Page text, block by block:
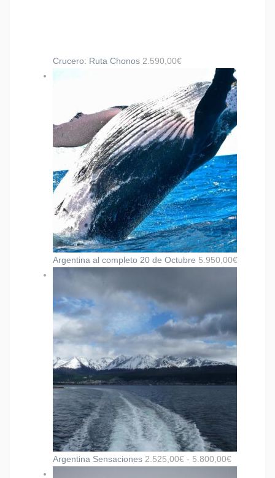
Crucero: Ruta Chonos 2.590,00€
Argentina al completo 20 de Octubre 5.950,00€
Argentina Sensaciones 2.525,00€ - 5.800,00€